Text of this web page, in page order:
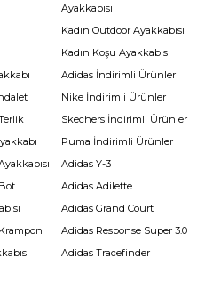
Ayakkabısı
Kadın Outdoor Ayakkabısı
Kadın Koşu Ayakkabısı
Adidas İndirimli Ürünler
Nike İndirimli Ürünler
Skechers İndirimli Ürünler
Puma İndirimli Ürünler
Adidas Y-3
Adidas Adilette
Adidas Grand Court
Adidas Response Super 3.0
Adidas Tracefinder